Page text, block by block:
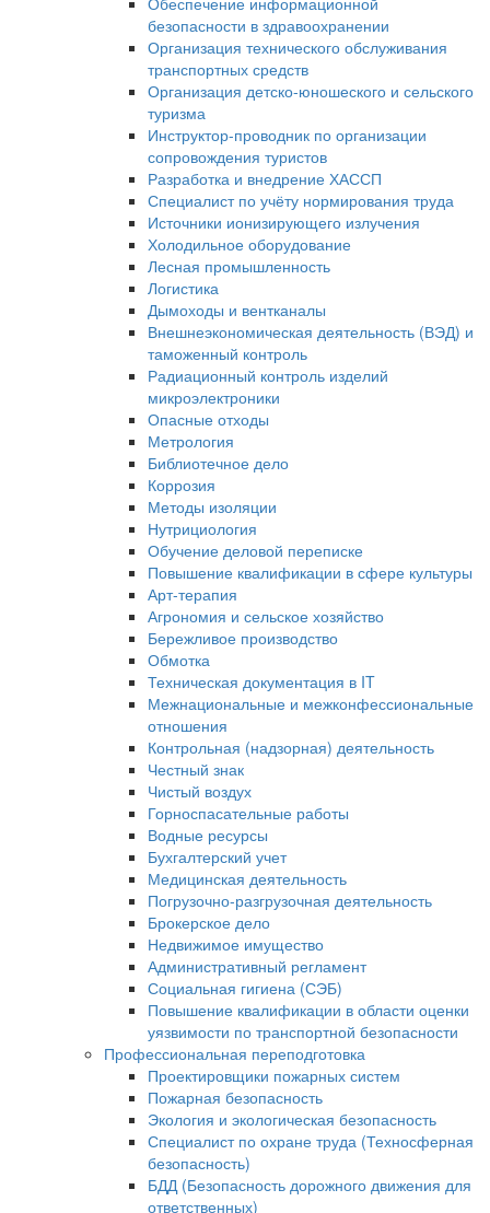
безопасности в здравоохранении
Организация технического обслуживания
транспортных средств
Организация детско-юношеского и сельского
туризма
Инструктор-проводник по организации
сопровождения туристов
Разработка и внедрение ХАССП
Специалист по учёту нормирования труда
Источники ионизирующего излучения
Холодильное оборудование
Лесная промышленность
Логистика
Дымоходы и вентканалы
Внешнеэкономическая деятельность (ВЭД) и
таможенный контроль
Радиационный контроль изделий
микроэлектроники
Опасные отходы
Метрология
Библиотечное дело
Коррозия
Методы изоляции
Нутрициология
Обучение деловой переписке
Повышение квалификации в сфере культуры
Арт-терапия
Агрономия и сельское хозяйство
Бережливое производство
Обмотка
Техническая документация в IT
Межнациональные и межконфессиональные
отношения
Контрольная (надзорная) деятельность
Честный знак
Чистый воздух
Горноспасательные работы
Водные ресурсы
Бухгалтерский учет
Медицинская деятельность
Погрузочно-разгрузочная деятельность
Брокерское дело
Недвижимое имущество
Административный регламент
Социальная гигиена (СЭБ)
Повышение квалификации в области оценки
уязвимости по транспортной безопасности
Профессиональная переподготовка
Проектировщики пожарных систем
Пожарная безопасность
Экология и экологическая безопасность
Специалист по охране труда (Техносферная
безопасность)
БДД (Безопасность дорожного движения для
ответственных)